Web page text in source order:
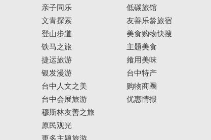
亲子同乐
文青探索
登山步道
铁马之旅
捷运旅游
银发漫游
台中人文之美
台中会展旅游
穆斯林友善之旅
原民观光
更多主题旅游
低碳旅馆
友善乐龄旅宿
美食购物快搜
主题美食
飨用美味
台中特产
购物商圈
优惠情报